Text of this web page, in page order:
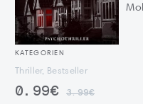
KATEGORIEN
Thriller, Bestseller
0.99€ 3.99€